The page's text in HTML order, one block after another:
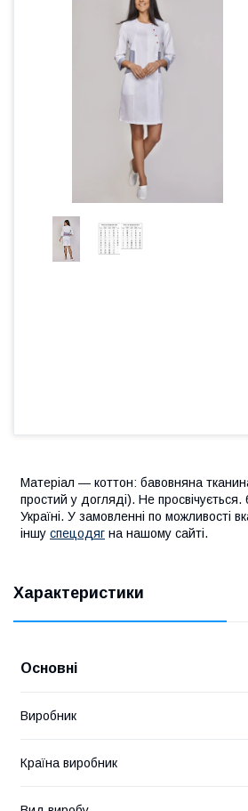
Матеріал ― коттон: бавовняна
простий у догляді). Не
Україні. У замовленні по можливості
іншу спецодяг на нашому сайті.
Характеристики
Основні
Виробник
Країна виробник